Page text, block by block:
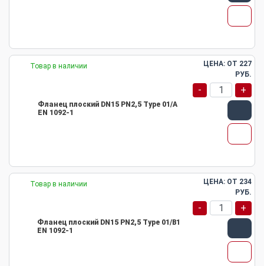
Товар в наличии
Фланец плоский DN15 PN2,5 Type 01/A
EN 1092-1
ЦЕНА: ОТ 227
РУБ.
- +
Товар в наличии
Фланец плоский DN15 PN2,5 Type 01/B1
EN 1092-1
ЦЕНА: ОТ 234
РУБ.
- +